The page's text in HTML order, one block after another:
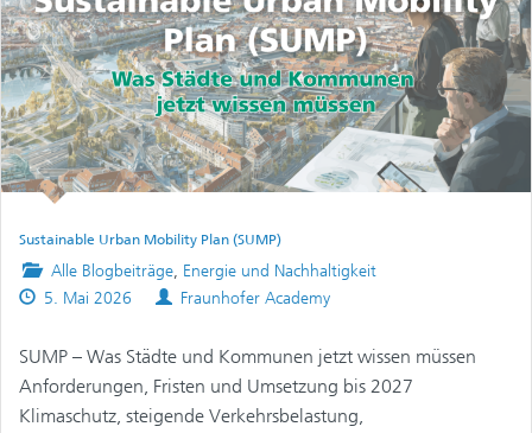
Sustainable Urban Mobility Plan (SUMP)
Posted
in
Alle Blogbeiträge, Energie und Nachhaltigkeit
Published
5. Mai 2026 Authors
Fraunhofer Academy
SUMP – Was Städte und Kommunen jetzt wissen müssen
Anforderungen, Fristen und Umsetzung bis 2027
Klimaschutz, steigende Verkehrsbelastung,